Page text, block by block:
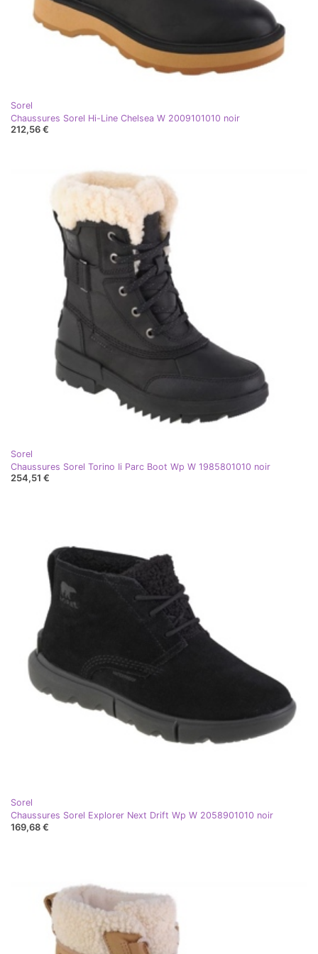
Sorel
Chaussures Sorel Hi-Line Chelsea W 2009101010 noir
212,56 €
Sorel
Chaussures Sorel Torino Ii Parc Boot Wp W 1985801010 noir
254,51 €
Sorel
Chaussures Sorel Explorer Next Drift Wp W 2058901010 noir
169,68 €